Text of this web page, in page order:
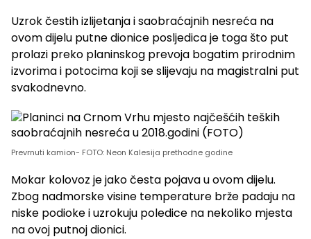
Uzrok čestih izlijetanja i saobraćajnih nesreća na
ovom dijelu putne dionice posljedica je toga što put
prolazi preko planinskog prevoja bogatim prirodnim
izvorima i potocima koji se slijevaju na magistralni put
svakodnevno.
Prevrnuti kamion- FOTO: Neon Kalesija prethodne godine
Mokar kolovoz je jako česta pojava u ovom dijelu.
Zbog nadmorske visine temperature brže padaju na
niske podioke i uzrokuju poledice na nekoliko mjesta
na ovoj putnoj dionici.